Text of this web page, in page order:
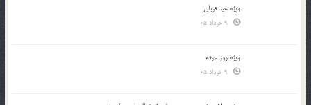
ویژه عید قربان
ویژه روز عرفه